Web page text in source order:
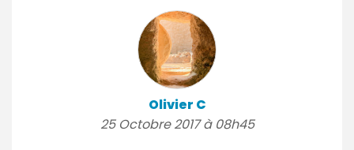
Olivier C
25 Octobre 2017 à 08h45